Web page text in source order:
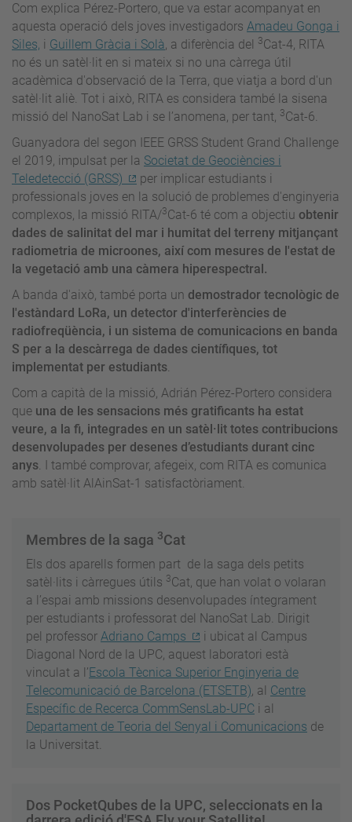
Com explica Pérez-Portero, que va estar acompanyat en
aquesta operació dels joves investigadors Amadeu Gonga i
Siles, i Guillem Gràcia i Solà, a diferència del 3Cat-4, RITA
no és un satèl·lit en si mateix si no una càrrega útil
acadèmica d'observació de la Terra, que viatja a bord d'un
satèl·lit aliè. Tot i això, RITA es considera també la sisena
missió del NanoSat Lab i se l’anomena, per tant, 3Cat-6.
Guanyadora del segon IEEE GRSS Student Grand Challenge
el 2019, impulsat per la Societat de Geociències i
Teledetecció (GRSS)
per implicar estudiants i
professionals joves en la solució de problemes d'enginyeria
complexos, la missió RITA/3Cat-6 té com a objectiu obtenir
dades de salinitat del mar i humitat del terreny mitjançant
radiometria de microones, així com mesures de l'estat de
la vegetació amb una càmera hiperespectral.
A banda d'això, també porta un demostrador tecnològic de
l'estàndard LoRa, un detector d'interferències de
radiofreqüència, i un sistema de comunicacions en banda
S per a la descàrrega de dades científiques, tot
implementat per estudiants.
Com a capità de la missió, Adrián Pérez-Portero considera
que una de les sensacions més gratificants ha estat
veure, a la fi, integrades en un satèl·lit totes contribucions
desenvolupades per desenes d’estudiants durant cinc
anys. I també comprovar, afegeix, com RITA es comunica
amb satèl·lit AlAinSat-1 satisfactòriament.
Membres de la saga 3Cat
Els dos aparells formen part de la saga dels petits
satèl·lits i càrregues útils 3Cat, que han volat o volaran
a l’espai amb missions desenvolupades íntegrament
per estudiants i professorat del NanoSat Lab. Dirigit
pel professor Adriano Camps
i ubicat al Campus
Diagonal Nord de la UPC, aquest laboratori està
vinculat a l’Escola Tècnica Superior Enginyeria de
Telecomunicació de Barcelona (ETSETB), al Centre
Específic de Recerca CommSensLab-UPC i al
Departament de Teoria del Senyal i Comunicacions de
la Universitat.
Dos PocketQubes de la UPC, seleccionats en la